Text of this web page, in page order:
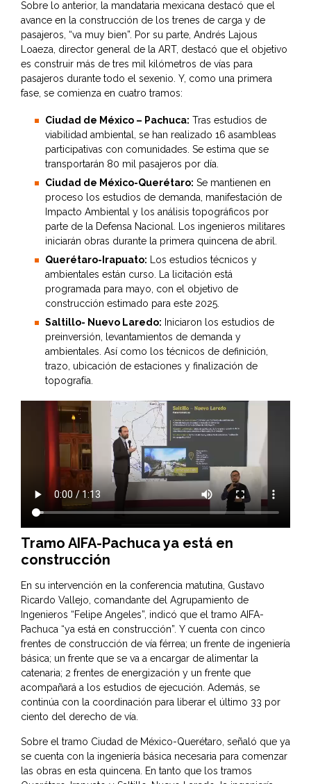
Sobre lo anterior, la mandataria mexicana destacó que el
avance en la construcción de los trenes de carga y de
pasajeros, “va muy bien”. Por su parte, Andrés Lajous
Loaeza, director general de la ART, destacó que el objetivo
es construir más de tres mil kilómetros de vías para
pasajeros durante todo el sexenio. Y, como una primera
fase, se comienza en cuatro tramos:
Ciudad de México – Pachuca: Tras estudios de
viabilidad ambiental, se han realizado 16 asambleas
participativas con comunidades. Se estima que se
transportarán 80 mil pasajeros por día.
Ciudad de México-Querétaro: Se mantienen en
proceso los estudios de demanda, manifestación de
Impacto Ambiental y los análisis topográficos por
parte de la Defensa Nacional. Los ingenieros militares
iniciarán obras durante la primera quincena de abril.
Querétaro-Irapuato: Los estudios técnicos y
ambientales están curso. La licitación está
programada para mayo, con el objetivo de
construcción estimado para este 2025.
Saltillo- Nuevo Laredo: Iniciaron los estudios de
preinversión, levantamientos de demanda y
ambientales. Así como los técnicos de definición,
trazo, ubicación de estaciones y finalización de
topografía.
Tramo AIFA-Pachuca ya está en
construcción
En su intervención en la conferencia matutina, Gustavo
Ricardo Vallejo, comandante del Agrupamiento de
Ingenieros “Felipe Angeles”, indicó que el tramo AIFA-
Pachuca “ya está en construcción”. Y cuenta con cinco
frentes de construcción de vía férrea; un frente de ingeniería
básica; un frente que se va a encargar de alimentar la
catenaria; 2 frentes de energización y un frente que
acompañará a los estudios de ejecución. Además, se
continúa con la coordinación para liberar el último 33 por
ciento del derecho de vía.
Sobre el tramo Ciudad de México-Querétaro, señaló que ya
se cuenta con la ingeniería básica necesaria para comenzar
las obras en esta quincena. En tanto que los tramos